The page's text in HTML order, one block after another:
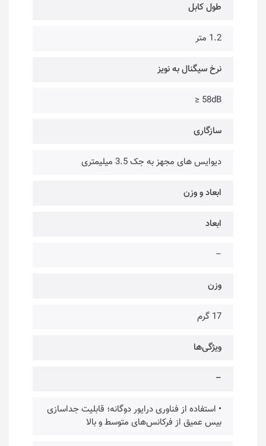
طول کابل
1.2 متر
نرخ سیگنال به نویز
58dB ≤
سازگاری
دیوایس های مجهز به جک 3.5 میلیمتری
ابعاد و وزن
ابعاد
–
وزن
17 گرم
ویژگی‌ها
–
• استفاده از فناوری درایور دوگانه؛ قابلیت جداسازی
بیس عمیق از فرکانس‌های متوسط و بالا